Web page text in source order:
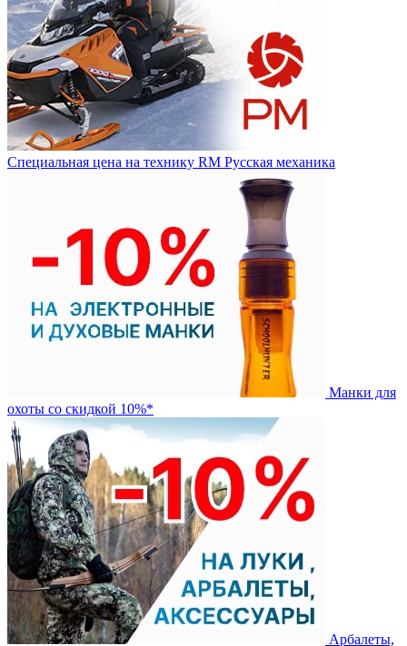
Специальная цена на технику RM Русская механика
Манки для
охоты со скидкой 10%*
Арбалеты,